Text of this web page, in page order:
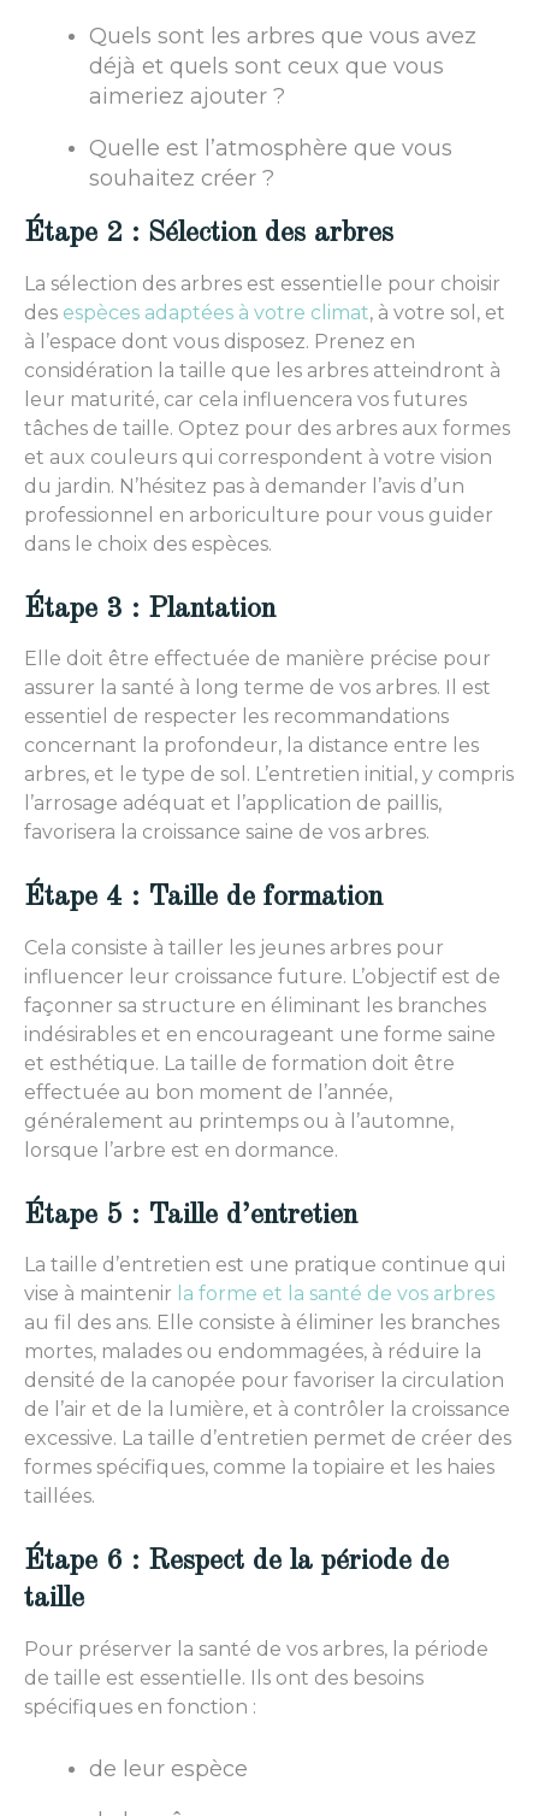
Quels sont les arbres que vous avez
déjà et quels sont ceux que vous
aimeriez ajouter ?
Quelle est l’atmosphère que vous
souhaitez créer ?
Étape 2 : Sélection des arbres
La sélection des arbres est essentielle pour choisir
des espèces adaptées à votre climat, à votre sol, et
à l’espace dont vous disposez. Prenez en
considération la taille que les arbres atteindront à
leur maturité, car cela influencera vos futures
tâches de taille. Optez pour des arbres aux formes
et aux couleurs qui correspondent à votre vision
du jardin. N’hésitez pas à demander l’avis d’un
professionnel en arboriculture pour vous guider
dans le choix des espèces.
Étape 3 : Plantation
Elle doit être effectuée de manière précise pour
assurer la santé à long terme de vos arbres. Il est
essentiel de respecter les recommandations
concernant la profondeur, la distance entre les
arbres, et le type de sol. L’entretien initial, y compris
l’arrosage adéquat et l’application de paillis,
favorisera la croissance saine de vos arbres.
Étape 4 : Taille de formation
Cela consiste à tailler les jeunes arbres pour
influencer leur croissance future. L’objectif est de
façonner sa structure en éliminant les branches
indésirables et en encourageant une forme saine
et esthétique. La taille de formation doit être
effectuée au bon moment de l’année,
généralement au printemps ou à l’automne,
lorsque l’arbre est en dormance.
Étape 5 : Taille d’entretien
La taille d’entretien est une pratique continue qui
vise à maintenir la forme et la santé de vos arbres
au fil des ans. Elle consiste à éliminer les branches
mortes, malades ou endommagées, à réduire la
densité de la canopée pour favoriser la circulation
de l’air et de la lumière, et à contrôler la croissance
excessive. La taille d’entretien permet de créer des
formes spécifiques, comme la topiaire et les haies
taillées.
Étape 6 : Respect de la période de
taille
Pour préserver la santé de vos arbres, la période
de taille est essentielle. Ils ont des besoins
spécifiques en fonction :
de leur espèce